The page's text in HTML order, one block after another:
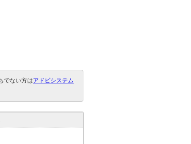
でない方はアドビシステム